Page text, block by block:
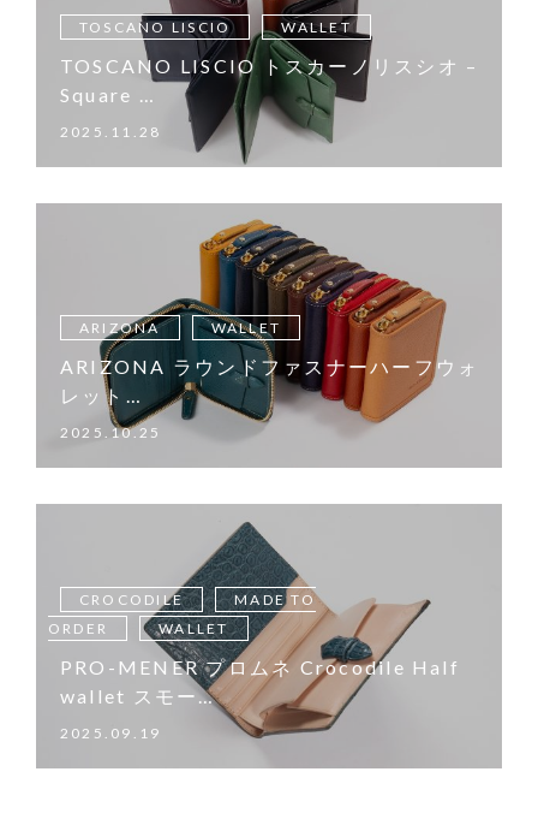
TOSCANO LISCIO WALLET
TOSCANO LISCIO トスカーノリスシオ –
Square …
2025.11.28
ARIZONA WALLET
ARIZONA ラウンドファスナーハーフウォ
レット…
2025.10.25
CROCODILE
MADE TO
ORDER
WALLET
PRO-MENER プロムネ Crocodile Half
wallet スモー…
2025.09.19